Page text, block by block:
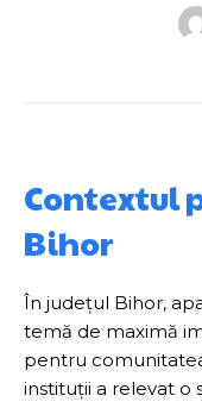
Contextul
Bihor
În județul Bihor,
temă de maximă
pentru
instituții a relevat o